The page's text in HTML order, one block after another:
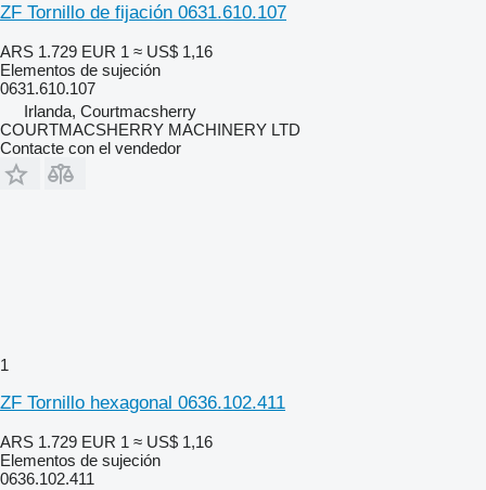
ZF Tornillo de fijación 0631.610.107
ARS 1.729 EUR 1 ≈ US$ 1,16
Elementos de sujeción
0631.610.107
Irlanda, Courtmacsherry
COURTMACSHERRY MACHINERY LTD
Contacte con el vendedor
1
ZF Tornillo hexagonal 0636.102.411
ARS 1.729 EUR 1 ≈ US$ 1,16
Elementos de sujeción
0636.102.411